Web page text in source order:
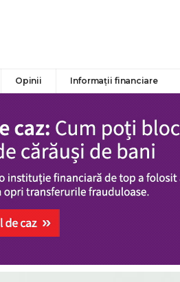
Opinii Informații financiare